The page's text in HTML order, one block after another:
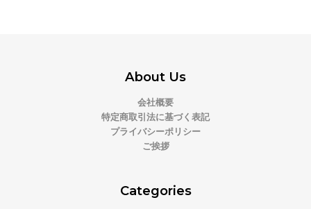
About Us
会社概要
特定商取引法に基づく表記
プライバシーポリシー
ご挨拶
Categories